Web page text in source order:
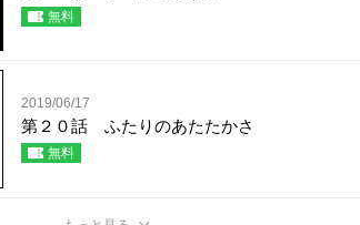
無料
2019/06/17
第２０話 ふたりのあたたかさ
無料